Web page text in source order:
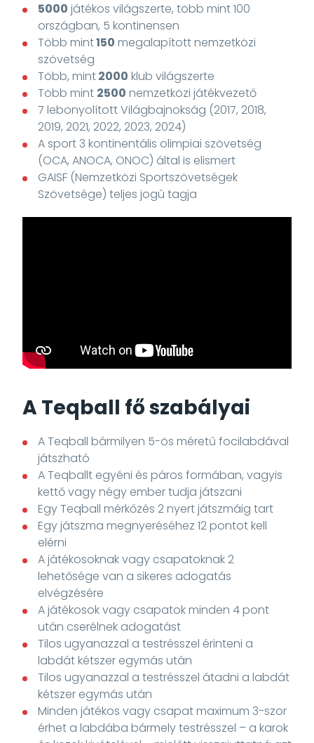
5000 játékos világszerte, több mint 100
országban, 5 kontinensen
Több mint150 megalapított nemzetközi
szövetség
Több, mint2000 klub világszerte
Több mint 2500 nemzetközi játékvezető
7 lebonyolított Világbajnokság (2017, 2018,
2019, 2021, 2022, 2023, 2024)
A sport 3 kontinentális olimpiai szövetség
(OCA, ANOCA, ONOC) által is elismert
GAISF (Nemzetközi Sportszövetségek
Szövetsége) teljes jogú tagja
A Teqball fő szabályai
A Teqball bármilyen 5-ös méretű focilabdával
játszható
A Teqballt egyéni és páros formában, vagyis
kettő vagy négy ember tudja játszani
Egy Teqball mérkőzés 2 nyert játszmáig tart
Egy játszma megnyeréséhez 12 pontot kell
elérni
A játékosoknak vagy csapatoknak 2
lehetősége van a sikeres adogatás
elvégzésére
A játékosok vagy csapatok minden 4 pont
után cserélnek adogatást
Tilos ugyanazzal a testrésszel érinteni a
labdát kétszer egymás után
Tilos ugyanazzal a testrésszel átadni a labdát
kétszer egymás után
Minden játékos vagy csapat maximum 3-szor
érhet a labdába bármely testrésszel – a karok